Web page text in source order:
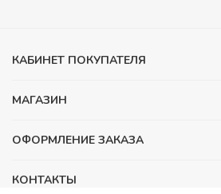
КАБИНЕТ ПОКУПАТЕЛЯ
МАГАЗИН
ОФОРМЛЕНИЕ ЗАКАЗА
КОНТАКТЫ